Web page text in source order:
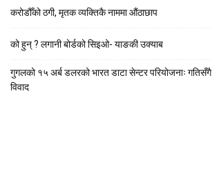
करोडौँको ठगी, मृतक व्यक्तिकै नाममा औंठाछाप
को हुन् ? लगानी बोर्डको सिइओ- याङकी उक्याब
गुगलको १५ अर्ब डलरको भारत डाटा सेन्टर परियोजनाः गतिसँगै
विवाद